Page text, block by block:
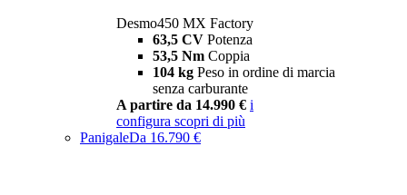
Desmo450 MX Factory
63,5 CV Potenza
53,5 Nm Coppia
104 kg Peso in ordine di marcia
senza carburante
A partire da 14.990 € i
configura scopri di più
PanigaleDa 16.790 €